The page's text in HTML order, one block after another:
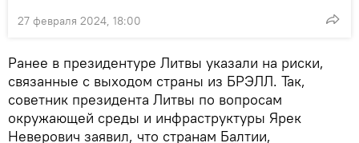
27 февраля 2024, 18:00
Ранее в президентуре Литвы указали на риски,
связанные с выходом страны из БРЭЛЛ. Так,
советник президента Литвы по вопросам
окружающей среды и инфраструктуры Ярек
Неверович заявил, что странам Балтии,